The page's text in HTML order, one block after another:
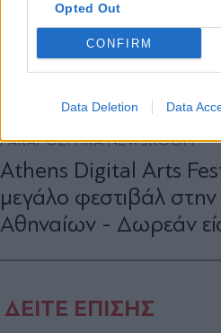
Opted Out
CONFIRM
Data Deletion Data
ΠΟΛΙΤΙΣΜΟΣ 15.04.2026
PARAPOLITIKA NEWSROOM
Athens Digital Arts
μεγάλο φεστιβάλ
Αθηναίων - Δωρεάν